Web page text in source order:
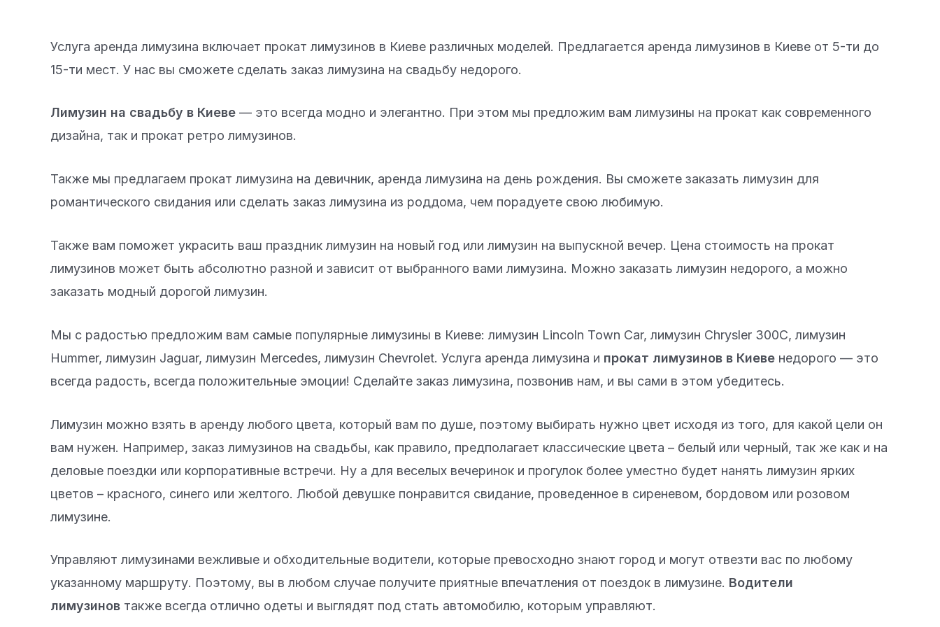
Услуга аренда лимузина включает прокат лимузинов в Киеве различных моделей. Предлагается аренда лимузинов в Киеве от 5-ти до
15-ти мест. У нас вы сможете сделать заказ лимузина на свадьбу недорого.
Лимузин на свадьбу в Киеве — это всегда модно и элегантно. При этом мы предложим вам лимузины на прокат как современного
дизайна, так и прокат ретро лимузинов.
Также мы предлагаем прокат лимузина на девичник, аренда лимузина на день рождения. Вы сможете заказать лимузин для
романтического свидания или сделать заказ лимузина из роддома, чем порадуете свою любимую.
Также вам поможет украсить ваш праздник лимузин на новый год или лимузин на выпускной вечер. Цена стоимость на прокат
лимузинов может быть абсолютно разной и зависит от выбранного вами лимузина. Можно заказать лимузин недорого, а можно
заказать модный дорогой лимузин.
Мы с радостью предложим вам самые популярные лимузины в Киеве: лимузин Lincoln Town Car, лимузин Chrysler 300C, лимузин
Hummer, лимузин Jaguar, лимузин Mercedes, лимузин Chevrolet. Услуга аренда лимузина и прокат лимузинов в Киеве недорого — это
всегда радость, всегда положительные эмоции! Сделайте заказ лимузина, позвонив нам, и вы сами в этом убедитесь.
Лимузин можно взять в аренду любого цвета, который вам по душе, поэтому выбирать нужно цвет исходя из того, для какой цели он
вам нужен. Например, заказ лимузинов на свадьбы, как правило, предполагает классические цвета – белый или черный, так же как и на
деловые поездки или корпоративные встречи. Ну а для веселых вечеринок и прогулок более уместно будет нанять лимузин ярких
цветов – красного, синего или желтого. Любой девушке понравится свидание, проведенное в сиреневом, бордовом или розовом
лимузине.
Управляют лимузинами вежливые и обходительные водители, которые превосходно знают город и могут отвезти вас по любому
указанному маршруту. Поэтому, вы в любом случае получите приятные впечатления от поездок в лимузине. Водители
лимузинов также всегда отлично одеты и выглядят под стать автомобилю, которым управляют.